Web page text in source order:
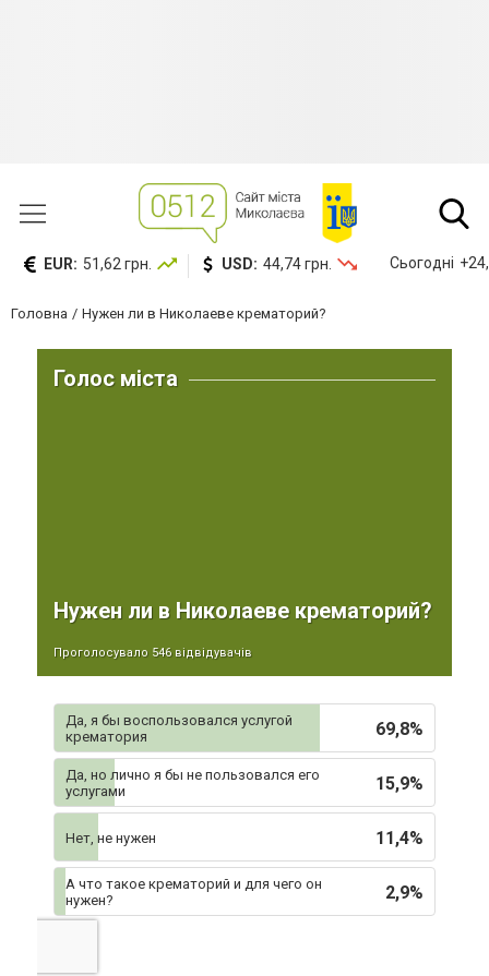
EUR: 51,62 грн. USD: 44,74 грн. Сьогодні
Головна Нужен ли в Николаеве крематорий?
Голос міста
Нужен ли в Николаеве крематорий?
Проголосувало 546 відвідувачів
69,8%
Да, я бы воспользовался услугой
крематория
15,9%
Да, но лично я бы не пользовался его
услугами
11,4%
Нет, не нужен
2,9%
А что такое крематорий и для чего он
нужен?